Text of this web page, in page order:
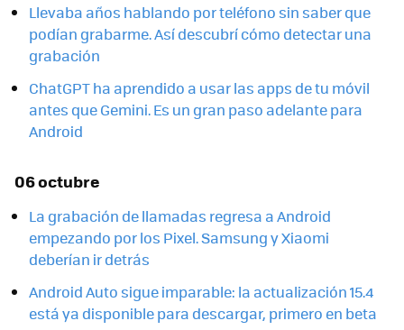
Llevaba años hablando por teléfono sin saber que
podían grabarme. Así descubrí cómo detectar una
grabación
ChatGPT ha aprendido a usar las apps de tu móvil
antes que Gemini. Es un gran paso adelante para
Android
06 octubre
La grabación de llamadas regresa a Android
empezando por los Pixel. Samsung y Xiaomi
deberían ir detrás
Android Auto sigue imparable: la actualización 15.4
está ya disponible para descargar, primero en beta